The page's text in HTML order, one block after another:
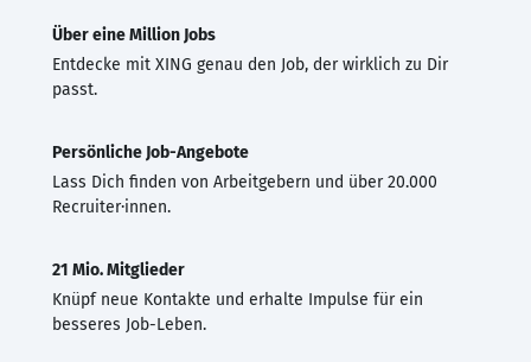
Über eine Million Jobs
Entdecke mit XING genau den Job, der wirklich zu Dir
passt.
Persönliche Job-Angebote
Lass Dich finden von Arbeitgebern und über 20.000
Recruiter·innen.
21 Mio. Mitglieder
Knüpf neue Kontakte und erhalte Impulse für ein
besseres Job-Leben.